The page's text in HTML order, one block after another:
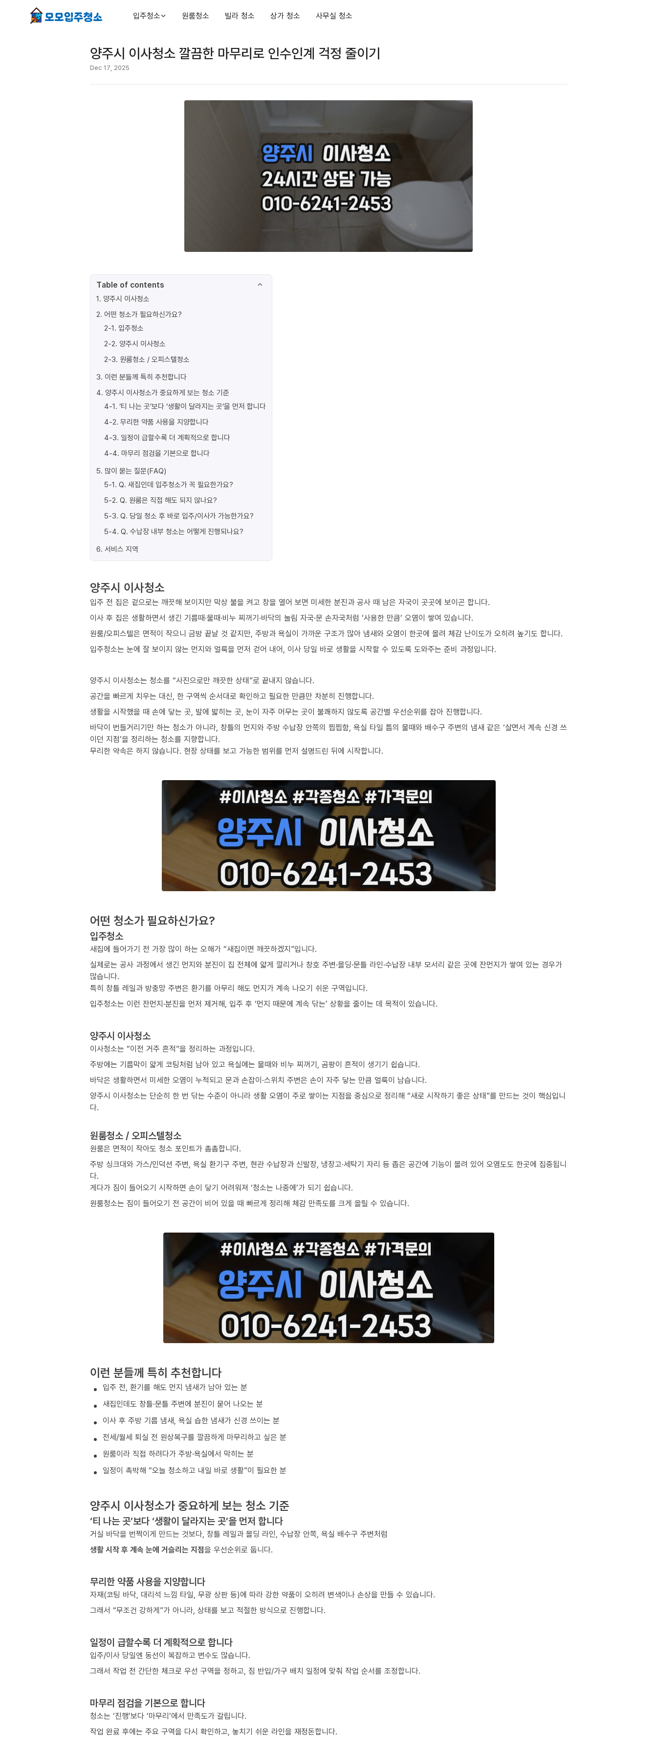
입주청소 원룸청소 빌라 청소 상가 청소 사무실 청소
양주시 이사청소 깔끔한 마무리로 인수인계 걱정 줄이기
Dec 17, 2025
Table of contents
1. 양주시 이사청소
2. 어떤 청소가 필요하신가요?
2-1. 입주청소
2-2. 양주시 이사청소
2-3. 원룸청소 / 오피스텔청소
3. 이런 분들께 특히 추천합니다
4. 양주시 이사청소가 중요하게 보는 청소 기준
4-1. ‘티 나는 곳’보다 ‘생활이 달라지는 곳’을 먼저 합니다
4-2. 무리한 약품 사용을 지양합니다
4-3. 일정이 급할수록 더 계획적으로 합니다
4-4. 마무리 점검을 기본으로 합니다
5. 많이 묻는 질문(FAQ)
5-1. Q. 새집인데 입주청소가 꼭 필요한가요?
5-2. Q. 원룸은 직접 해도 되지 않나요?
5-3. Q. 당일 청소 후 바로 입주/이사가 가능한가요?
5-4. Q. 수납장 내부 청소는 어떻게 진행되나요?
6. 서비스 지역
양주시 이사청소
입주 전 집은 겉으로는 깨끗해 보이지만 막상 불을 켜고 창을 열어 보면 미세한 분진과 공사 때 남은 자국이 곳곳에 보이곤 합니다.
이사 후 집은 생활하면서 생긴 기름때·물때·비누 찌꺼기·바닥의 눌림 자국·문 손자국처럼 ‘사용한 만큼’ 오염이 쌓여 있습니다.
원룸/오피스텔은 면적이 작으니 금방 끝날 것 같지만, 주방과 욕실이 가까운 구조가 많아 냄새와 오염이 한곳에 몰려 체감 난이도가 오히려 높기도 합니다.
입주청소는 눈에 잘 보이지 않는 먼지와 얼룩을 먼저 걷어 내어, 이사 당일 바로 생활을 시작할 수 있도록 도와주는 준비 과정입니다.
양주시 이사청소는 청소를 “사진으로만 깨끗한 상태”로 끝내지 않습니다.
공간을 빠르게 치우는 대신, 한 구역씩 순서대로 확인하고 필요한 만큼만 차분히 진행합니다.
생활을 시작했을 때 손에 닿는 곳, 발에 밟히는 곳, 눈이 자주 머무는 곳이 불쾌하지 않도록 공간별 우선순위를 잡아 진행합니다.
바닥이 번들거리기만 하는 청소가 아니라, 창틀의 먼지와 주방 수납장 안쪽의 찝찝함, 욕실 타일 틈의 물때와 배수구 주변의 냄새 같은 ‘살면서 계속 신경 쓰
이던 지점’을 정리하는 청소를 지향합니다.
무리한 약속은 하지 않습니다. 현장 상태를 보고 가능한 범위를 먼저 설명드린 뒤에 시작합니다.
어떤 청소가 필요하신가요?
입주청소
새집에 들어가기 전 가장 많이 하는 오해가 “새집이면 깨끗하겠지”입니다.
실제로는 공사 과정에서 생긴 먼지와 분진이 집 전체에 얇게 깔리거나 창호 주변·몰딩·문틀 라인·수납장 내부 모서리 같은 곳에 잔먼지가 쌓여 있는 경우가
많습니다.
특히 창틀 레일과 방충망 주변은 환기를 아무리 해도 먼지가 계속 나오기 쉬운 구역입니다.
입주청소는 이런 잔먼지·분진을 먼저 제거해, 입주 후 ‘먼지 때문에 계속 닦는’ 상황을 줄이는 데 목적이 있습니다.
양주시 이사청소
이사청소는 “이전 거주 흔적”을 정리하는 과정입니다.
주방에는 기름막이 얇게 코팅처럼 남아 있고 욕실에는 물때와 비누 찌꺼기, 곰팡이 흔적이 생기기 쉽습니다.
바닥은 생활하면서 미세한 오염이 누적되고 문과 손잡이·스위치 주변은 손이 자주 닿는 만큼 얼룩이 남습니다.
양주시 이사청소는 단순히 한 번 닦는 수준이 아니라 생활 오염이 주로 쌓이는 지점을 중심으로 정리해 “새로 시작하기 좋은 상태”를 만드는 것이 핵심입니
다.
원룸청소 / 오피스텔청소
원룸은 면적이 작아도 청소 포인트가 촘촘합니다.
주방 싱크대와 가스/인덕션 주변, 욕실 환기구 주변, 현관 수납장과 신발장, 냉장고·세탁기 자리 등 좁은 공간에 기능이 몰려 있어 오염도도 한곳에 집중됩니
다.
게다가 짐이 들어오기 시작하면 손이 닿기 어려워져 ‘청소는 나중에’가 되기 쉽습니다.
원룸청소는 짐이 들어오기 전 공간이 비어 있을 때 빠르게 정리해 체감 만족도를 크게 올릴 수 있습니다.
이런 분들께 특히 추천합니다
입주 전, 환기를 해도 먼지 냄새가 남아 있는 분
새집인데도 창틀·문틀 주변에 분진이 묻어 나오는 분
이사 후 주방 기름 냄새, 욕실 습한 냄새가 신경 쓰이는 분
전세/월세 퇴실 전 원상복구를 깔끔하게 마무리하고 싶은 분
원룸이라 직접 하려다가 주방·욕실에서 막히는 분
일정이 촉박해 “오늘 청소하고 내일 바로 생활”이 필요한 분
양주시 이사청소가 중요하게 보는 청소 기준
‘티 나는 곳’보다 ‘생활이 달라지는 곳’을 먼저 합니다
거실 바닥을 번쩍이게 만드는 것보다, 창틀 레일과 몰딩 라인, 수납장 안쪽, 욕실 배수구 주변처럼
생활 시작 후 계속 눈에 거슬리는 지점을 우선순위로 둡니다.
무리한 약품 사용을 지양합니다
자재(코팅 바닥, 대리석 느낌 타일, 무광 상판 등)에 따라 강한 약품이 오히려 변색이나 손상을 만들 수 있습니다.
그래서 “무조건 강하게”가 아니라, 상태를 보고 적절한 방식으로 진행합니다.
일정이 급할수록 더 계획적으로 합니다
입주/이사 당일엔 동선이 복잡하고 변수도 많습니다.
그래서 작업 전 간단한 체크로 우선 구역을 정하고, 짐 반입/가구 배치 일정에 맞춰 작업 순서를 조정합니다.
마무리 점검을 기본으로 합니다
청소는 ‘진행’보다 ‘마무리’에서 만족도가 갈립니다.
작업 완료 후에는 주요 구역을 다시 확인하고, 놓치기 쉬운 라인을 재정돈합니다.